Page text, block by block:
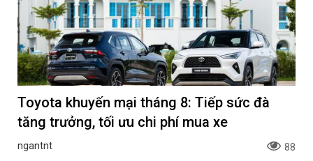
Toyota khuyến mại tháng 8: Tiếp sức đà
tăng trưởng, tối ưu chi phí mua xe
ngantnt 88